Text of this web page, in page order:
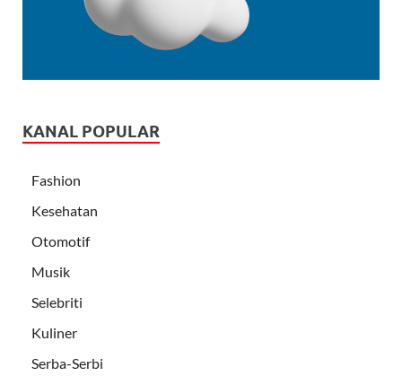
KANAL POPULAR
Fashion
Kesehatan
Otomotif
Musik
Selebriti
Kuliner
Serba-Serbi